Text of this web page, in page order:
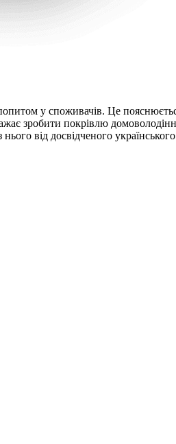
у споживачів. Це
зробити покрівлю
від досвідченого